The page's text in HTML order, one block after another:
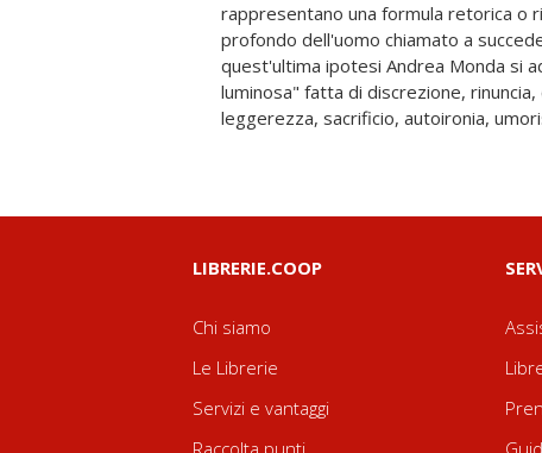
rappresentano una formula retorica o
profondo dell'uomo chiamato a
quest'ultima ipotesi Andrea Monda si
luminosa" fatta di discrezione,
leggerezza, sacrificio, autoironia,
avverte che esiste un mondo più grande
questo mondo, Qualcuno di ancora più
sono "il segreto della vita", soprattutto
due tratti che caratterizzano al
LIBRERIE.COOP
Chi siamo
Le Librerie
Servizi e vantaggi
Raccolta punti